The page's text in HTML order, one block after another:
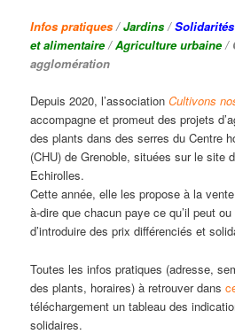
Infos pratiques/ Jardins / Solidarités
et alimentaire / Agriculture urbaine /
agglomération
Depuis 2020, l’associationCultivons
accompagne et promeut des projets
des plants dans des serres du Centre
(CHU) de Grenoble, situées sur le site
Echirolles.
Cette année, elle les propose à la
à-dire que chacun paye ce qu’il peut
d’introduire des prix différenciés et
Toutes les infos pratiques (adresse,
des plants, horaires) à retrouver dans
téléchargement un tableau des
solidaires.